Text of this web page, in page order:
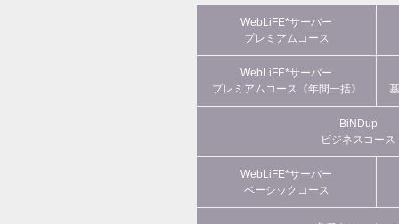
WebLiFE*サーバー
プレミアムコース
WebLiFE*サーバー
プレミアムコース《年間一括》
BiNDup
ビジネスコース
WebLiFE*サーバー
ベーシックコース